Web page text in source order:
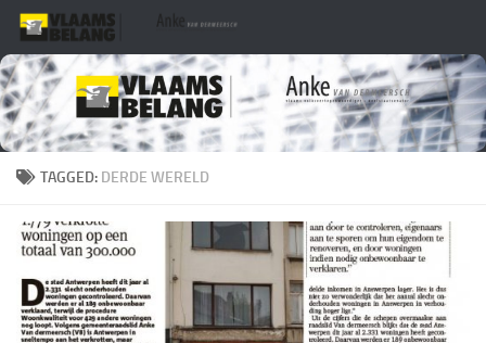
Skip to content
TAGGED: DERDE WERELD